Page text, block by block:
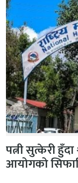
पत्नी सुत्केरी
आयोगको